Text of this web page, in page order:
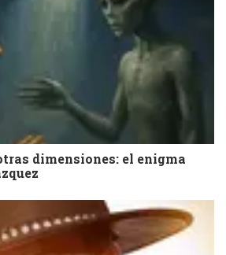
dimensiones: el enigma